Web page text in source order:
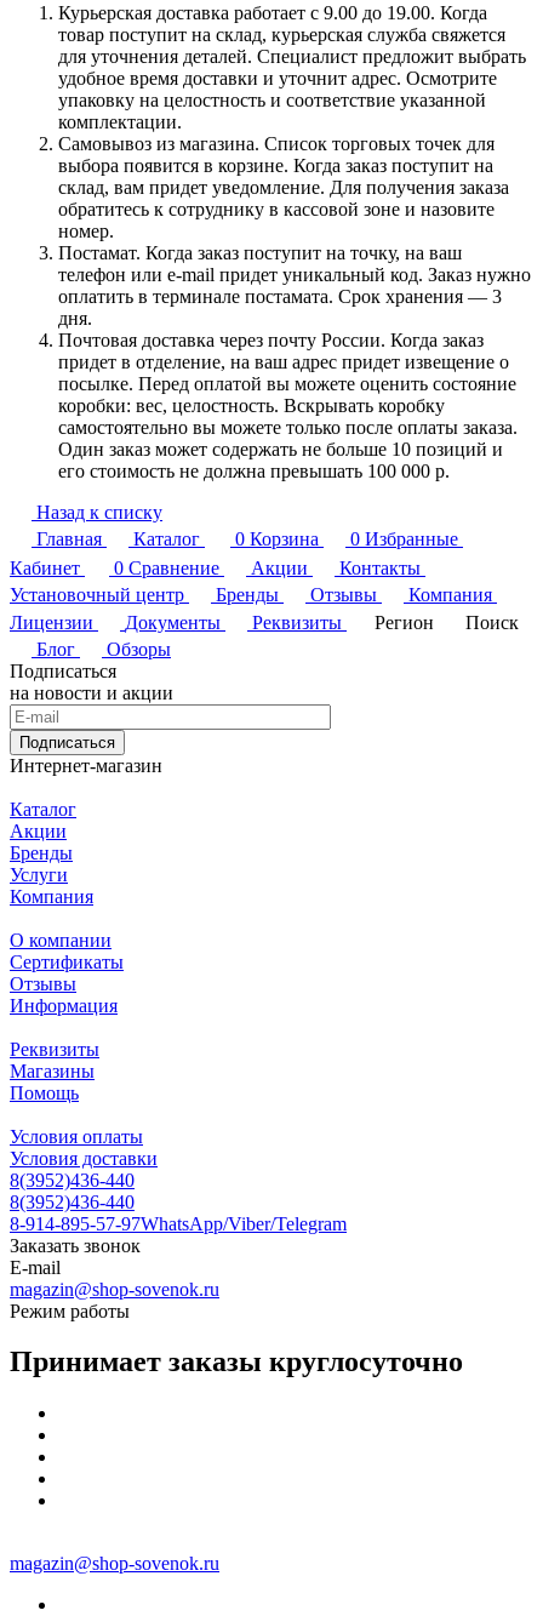
Курьерская доставка работает с 9.00 до 19.00. Когда
товар поступит на склад, курьерская служба свяжется
для уточнения деталей. Специалист предложит выбрать
удобное время доставки и уточнит адрес. Осмотрите
упаковку на целостность и соответствие указанной
комплектации.
Самовывоз из магазина. Список торговых точек для
выбора появится в корзине. Когда заказ поступит на
склад, вам придет уведомление. Для получения заказа
обратитесь к сотруднику в кассовой зоне и назовите
номер.
Постамат. Когда заказ поступит на точку, на ваш
телефон или e-mail придет уникальный код. Заказ нужно
оплатить в терминале постамата. Срок хранения — 3
дня.
Почтовая доставка через почту России. Когда заказ
придет в отделение, на ваш адрес придет извещение о
посылке. Перед оплатой вы можете оценить состояние
коробки: вес, целостность. Вскрывать коробку
самостоятельно вы можете только после оплаты заказа.
Один заказ может содержать не больше 10 позиций и
его стоимость не должна превышать 100 000 р.
Назад к списку
Главная
Каталог 0 Корзина 0 Избранные
Кабинет
0 Сравнение Акции
Контакты
Установочный центр
Бренды Отзывы
Компания
Лицензии
Документы Реквизиты Регион
Поиск
Блог
Обзоры
Подписаться
на новости и акции
Подписаться
Интернет-магазин
Каталог
Акции
Бренды
Услуги
Компания
О компании
Сертификаты
Отзывы
Информация
Реквизиты
Магазины
Помощь
Условия оплаты
Условия доставки
8(3952)436-440
8(3952)436-440
8-914-895-57-97WhatsApp/Viber/Telegram
Заказать звонок
E-mail
magazin@shop-sovenok.ru
Режим работы
Принимает заказы круглосуточно
magazin@shop-sovenok.ru